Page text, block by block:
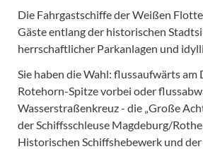
Die Fahrgastschiffe der Weißen
Gäste entlang der historischen
herrschaftlicher Parkanlagen und
Sie haben die Wahl: flussaufwärts am
Rotehorn-Spitze vorbei oder
Wasserstraßenkreuz - die „Große
der Schiffsschleuse Magdeburg/
Historischen Schiffshebewerk und